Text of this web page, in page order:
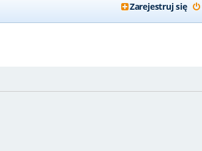
Zarejestruj się